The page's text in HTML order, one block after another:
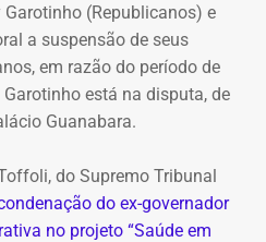
(Republicanos) e
a suspensão de seus
em razão do período de
está na disputa, de
Guanabara.
do Supremo Tribunal
do ex-governador
no projeto “Saúde em